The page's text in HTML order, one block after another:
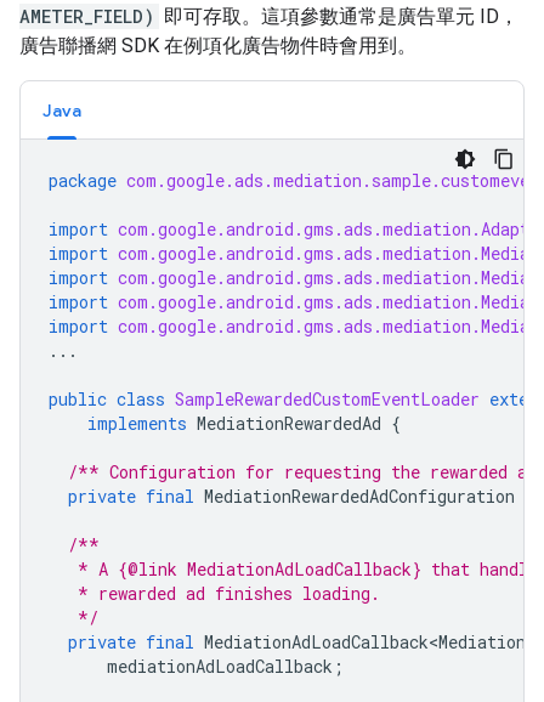
AMETER_FIELD) 即可存取。這項參數通常是廣告單元 ID，
廣告聯播網 SDK 在例項化廣告物件時會用到。
Java
package
import
import
import
import
import
...
public class SampleRewardedCustomEventLoader
implements MediationRewardedAd {
/** Configuration for requesting the rewarded
private final MediationRewardedAdConfiguration
/**
* A {@link MediationAdLoadCallback} that
   * rewarded ad finishes loading.
   */
private final
mediationAdLoadCallback ;